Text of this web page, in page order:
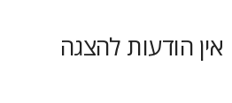
אין הודעות להצגה